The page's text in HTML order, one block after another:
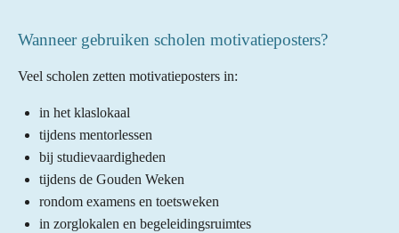
Wanneer gebruiken scholen motivatieposters?
Veel scholen zetten motivatieposters in:
in het klaslokaal
tijdens mentorlessen
bij studievaardigheden
tijdens de Gouden Weken
rondom examens en toetsweken
in zorglokalen en begeleidingsruimtes